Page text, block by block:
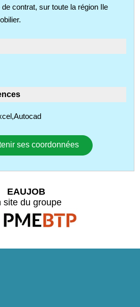
contrat, sur toute la région Ile
ses coordonnées
EAUJOB
site du groupe